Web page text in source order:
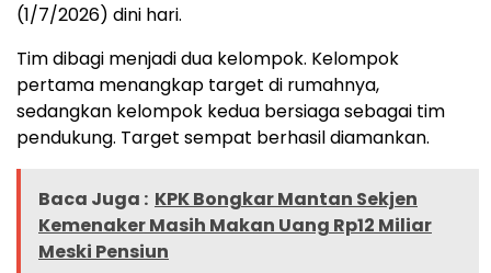
(1/7/2026) dini hari.
Tim dibagi menjadi dua kelompok. Kelompok
pertama menangkap target di rumahnya,
sedangkan kelompok kedua bersiaga sebagai tim
pendukung. Target sempat berhasil diamankan.
Baca Juga : KPK Bongkar Mantan Sekjen
Kemenaker Masih Makan Uang Rp12 Miliar
Meski Pensiun